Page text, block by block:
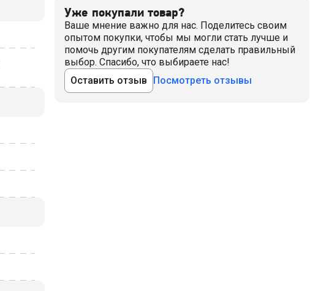
Уже покупали товар?
Ваше мнение важно для нас. Поделитесь своим
опытом покупки, чтобы мы могли стать лучше и
помочь другим покупателям сделать правильный
выбор. Спасибо, что выбираете нас!
Оставить отзыв
Посмотреть отзывы